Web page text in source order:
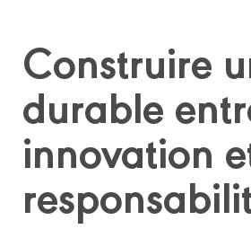
Construire
durable
innovation